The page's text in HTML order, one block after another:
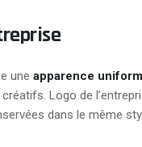
une apparence
Logo de
dans le même